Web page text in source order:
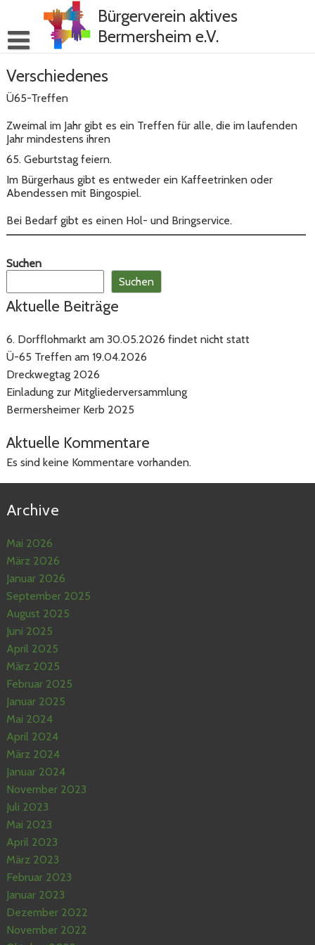
content
Bürgerverein aktives
Bermersheim e.V.
Verschiedenes
Ü65-Treffen
Zweimal im Jahr gibt es ein Treffen für alle, die im laufenden
Jahr mindestens ihren
65. Geburtstag feiern.
Im Bürgerhaus gibt es entweder ein Kaffeetrinken oder
Abendessen mit Bingospiel.
Bei Bedarf gibt es einen Hol- und Bringservice.
Suchen
Suchen
Aktuelle Beiträge
6. Dorfflohmarkt am 30.05.2026 findet nicht statt
Ü-65 Treffen am 19.04.2026
Dreckwegtag 2026
Einladung zur Mitgliederversammlung
Bermersheimer Kerb 2025
Aktuelle Kommentare
Es sind keine Kommentare vorhanden.
Archive
Mai 2026
März 2026
Januar 2026
September 2025
August 2025
Juni 2025
April 2025
März 2025
Februar 2025
Januar 2025
Mai 2024
April 2024
März 2024
Januar 2024
November 2023
Juli 2023
Mai 2023
April 2023
März 2023
Februar 2023
Januar 2023
Dezember 2022
November 2022